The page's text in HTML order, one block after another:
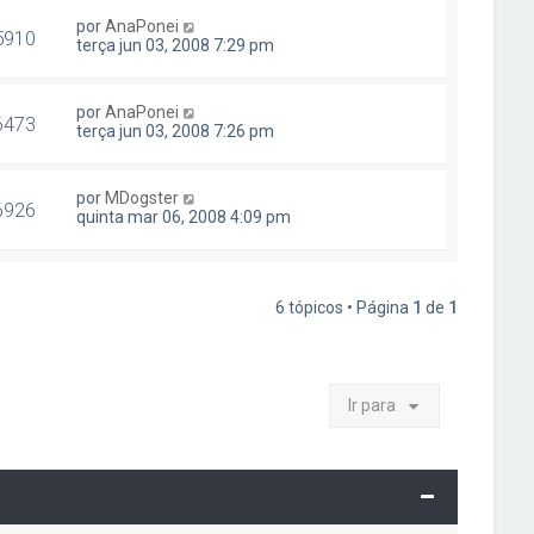
porAnaPonei
terça jun 03, 2008 7:29 pm
porAnaPonei
terça jun 03, 2008 7:26 pm
por MDogster
quinta mar 06, 2008 4:09 pm
6 tópicos • Página 1 de 1
Ir para